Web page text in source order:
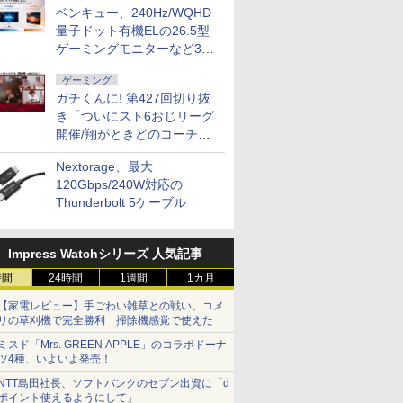
ベンキュー、240Hz/WQHD
量子ドット有機ELの26.5型
ゲーミングモニターなど3機
種
ゲーミング
ガチくんに! 第427回切り抜
き「ついにスト6おじリーグ
開催/翔がときどのコーチ就
任など」
Nextorage、最大
120Gbps/240W対応の
Thunderbolt 5ケーブル
Impress Watchシリーズ 人気記事
24時間 1週間 1カ月
家電レビュー】手ごわい雑草との戦い、コメ
の草刈機で完全勝利 掃除機感覚で使えた
スド「Mrs. GREEN APPLE」のコラボドーナ
4種、いよいよ発売！
島田社長、ソフトバンクのセブン出資に「d
イント使えるようにして」